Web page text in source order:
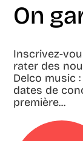
On
Inscrivez-
rater des
Delco music
dates de
première...